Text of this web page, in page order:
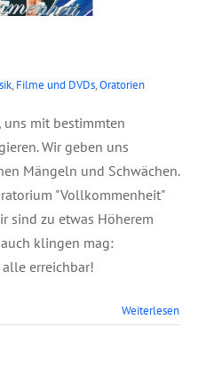
, Filme und DVDs,Oratorien
uns mit bestimmten
Wir geben uns
Mängeln und Schwächen.
"Vollkommenheit"
sind zu etwas Höherem
klingen mag:
erreichbar!
Weiterlesen